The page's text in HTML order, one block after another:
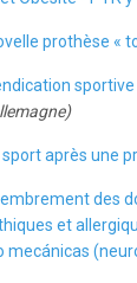
prothèse «
sport après une
des
et
mecánicas